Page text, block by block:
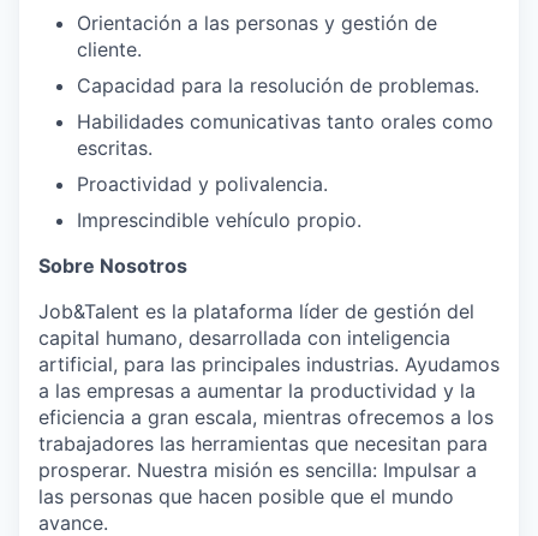
Orientación a las personas y gestión de
cliente.
Capacidad para la resolución de problemas.
Habilidades comunicativas tanto orales como
escritas.
Proactividad y polivalencia.
Imprescindible vehículo propio.
Sobre Nosotros
Job&Talent es la plataforma líder de gestión del
capital humano, desarrollada con inteligencia
artificial, para las principales industrias. Ayudamos
a las empresas a aumentar la productividad y la
eficiencia a gran escala, mientras ofrecemos a los
trabajadores las herramientas que necesitan para
prosperar. Nuestra misión es sencilla: Impulsar a
las personas que hacen posible que el mundo
avance.